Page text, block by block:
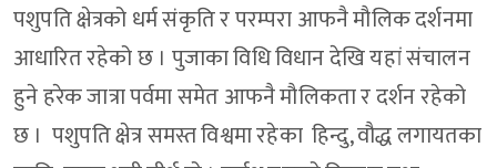
पशुपति क्षेत्रको धर्म संकृति र परम्परा आफनै मौलिक दर्शनमा
आधारित रहेको छ । पुजाका विधि विधान देखि यहां संचालन
हुने हरेक जात्रा पर्वमा समेत आफनै मौलिकता र दर्शन रहेको
छ । पशुपति क्षेत्र समस्त विश्वमा रहेका हिन्दु, वौद्ध लगायतका